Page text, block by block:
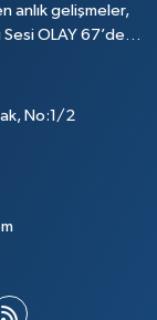
anlık gelişmeler,
OLAY 67’de…
No:1/2